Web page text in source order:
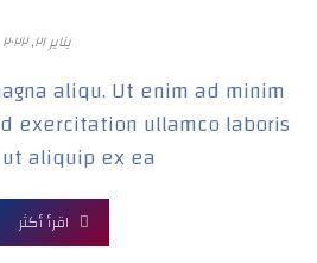
يناير ٢١, ٢٠٢٢
aliqu. Ut enim ad minim
exercitation ullamco laboris
aliquip ex ea ...
اقرأ أكثر